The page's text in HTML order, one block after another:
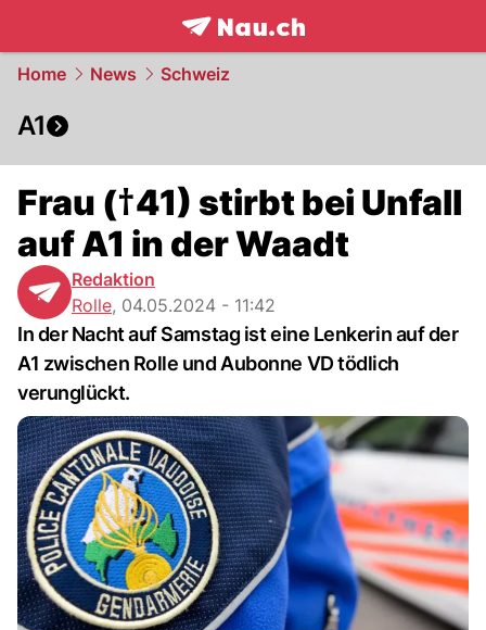
frontpage.NAU.ch
Home News Schweiz
A1
Frau (†41) stirbt bei Unfall
auf A1 in der Waadt
Redaktion
Rolle, 04.05.2024 - 11:42
In der Nacht auf Samstag ist eine Lenkerin auf der
A1 zwischen Rolle und Aubonne VD tödlich
verunglückt.